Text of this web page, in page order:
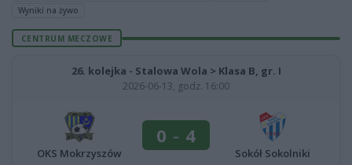
Wyniki na żywo
CENTRUM MECZOWE
26. kolejka - Stalowa Wola > Klasa B, gr. I
2026-06-13, godz. 16:00
OKS Mokrzyszów
0 - 4
Sokół Sokolniki